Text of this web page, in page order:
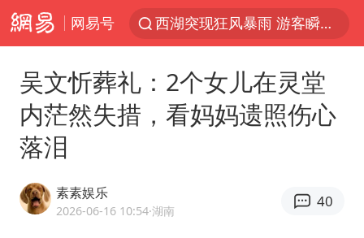
网易号
香港正式允许“拒绝抢救”
《欢迎来龙餐馆》口碑
白海豚将正面袭击贯穿浙江
酒店回应车内过夜被收150元
吴文忻葬礼：2个女儿在灵堂
内茫然失措，看妈妈遗照伤心
落泪
素素娱乐
2026-06-16 10:54·湖南
40